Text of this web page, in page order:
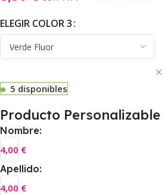
ELEGIR COLOR 3
5 disponibles
Producto Personalizable
Nombre:
4,00 €
Apellido:
4,00 €